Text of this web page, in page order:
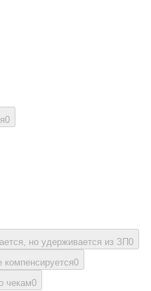
0
но удерживается из ЗП0
компенсируется0
чекам0